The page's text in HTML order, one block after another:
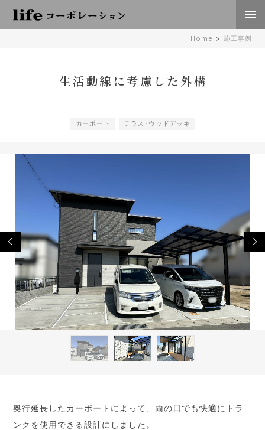
Home > 施工事例
生活動線に考慮した外構
カーポート テラス･ウッドデッキ
奥行延長したカーポートによって、雨の日でも快適にトラ
ンクを使用できる設計にしました。